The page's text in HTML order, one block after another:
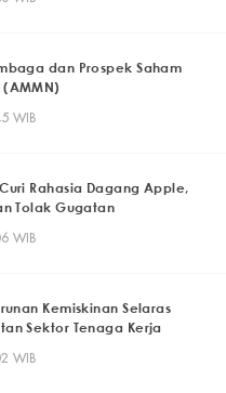
dan Prospek Saham
WIB
Rahasia Dagang Apple,
Tolak Gugatan
WIB
Kemiskinan Selaras
Sektor Tenaga Kerja
WIB